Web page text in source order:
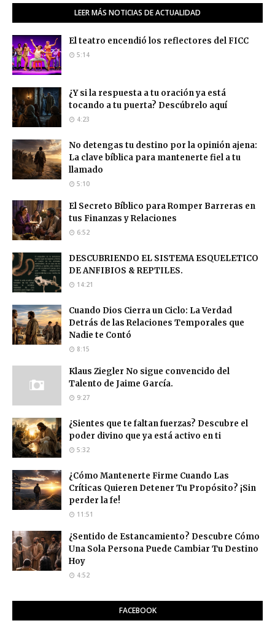
LEER MÁS NOTICIAS DE ACTUALIDAD
El teatro encendió los reflectores del FICC
5:14
¿Y si la respuesta a tu oración ya está
tocando a tu puerta? Descúbrelo aquí
4:23
No detengas tu destino por la opinión ajena:
La clave bíblica para mantenerte fiel a tu
llamado
5:10
El Secreto Bíblico para Romper Barreras en
tus Finanzas y Relaciones
6:52
DESCUBRIENDO EL SISTEMA ESQUELETICO
DE ANFIBIOS & REPTILES.
14:21
Cuando Dios Cierra un Ciclo: La Verdad
Detrás de las Relaciones Temporales que
Nadie te Contó
8:15
Klaus Ziegler No sigue convencido del
Talento de Jaime García.
9:27
¿Sientes que te faltan fuerzas? Descubre el
poder divino que ya está activo en ti
5:32
¿Cómo Mantenerte Firme Cuando Las
Críticas Quieren Detener Tu Propósito? ¡Sin
perder la fe!
11:51
¿Sentido de Estancamiento? Descubre Cómo
Una Sola Persona Puede Cambiar Tu Destino
Hoy
4:52
FACEBOOK